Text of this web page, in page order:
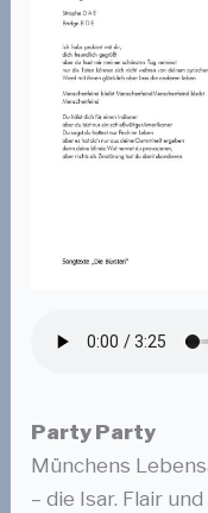
Party Party
Münchens
– die Isar. Flair